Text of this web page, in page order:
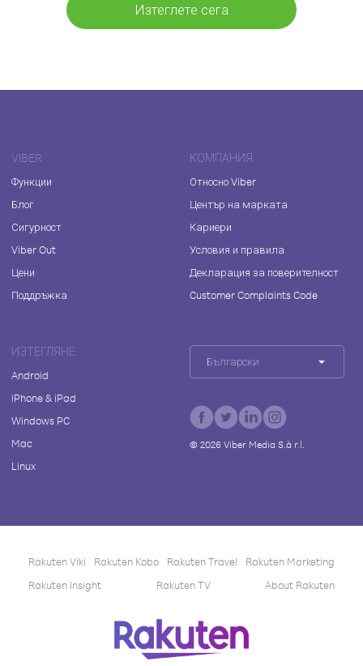
Изтеглете сега
VIBER
Функции
Блог
Сигурност
Viber Out
Цени
Поддръжка
КОМПАНИЯ
Относно Viber
Център на марката
Кариери
Условия и правила
Декларация за поверителност
Customer Complaints Code
ИЗТЕГЛЯНЕ
Android
iPhone & iPad
Windows PC
Mac
Linux
Български
© 2026Viber Media S.à r.l.
Rakuten Viki Rakuten Kobo Rakuten Travel
Rakuten Marketing
Rakuten Insight
Rakuten TV About Rakuten